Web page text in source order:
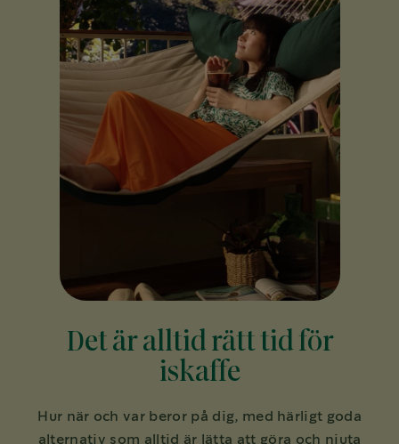
Det är alltid rätt tid för
iskaffe
Hur när och var beror på dig, med härligt goda
alternativ som alltid är lätta att göra och njuta